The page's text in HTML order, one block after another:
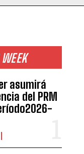
asumirá
del PRM